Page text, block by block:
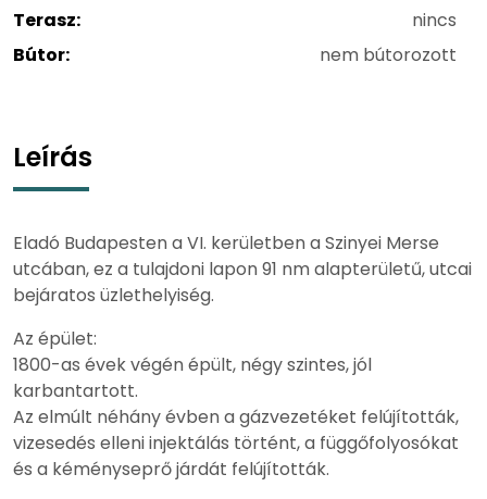
Terasz:
nincs
Bútor:
nem bútorozott
Leírás
Eladó Budapesten a VI. kerületben a Szinyei Merse
utcában, ez a tulajdoni lapon 91 nm alapterületű, utcai
bejáratos üzlethelyiség.
Az épület:
1800-as évek végén épült, négy szintes, jól
karbantartott.
Az elmúlt néhány évben a gázvezetéket felújították,
vizesedés elleni injektálás történt, a függőfolyosókat
és a kéményseprő járdát felújították.